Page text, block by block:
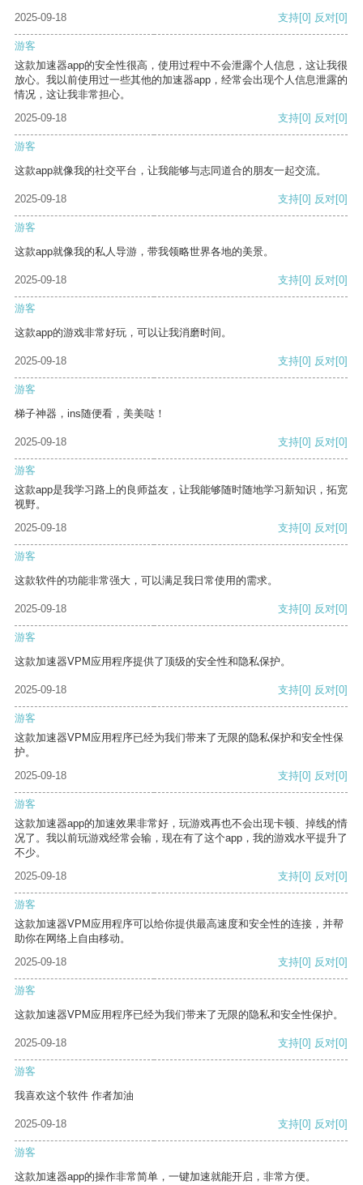
2025-09-18 支持[0] 反对[0]
游客
这款加速器app的安全性很高，使用过程中不会泄露个人信息，这让我很
放心。我以前使用过一些其他的加速器app，经常会出现个人信息泄露的
情况，这让我非常担心。
2025-09-18
支持[0] 反对[0]
游客
这款app就像我的社交平台，让我能够与志同道合的朋友一起交流。
2025-09-18 支持[0] 反对[0]
游客
这款app就像我的私人导游，带我领略世界各地的美景。
2025-09-18 支持[0] 反对[0]
游客
这款app的游戏非常好玩，可以让我消磨时间。
2025-09-18 支持[0] 反对[0]
游客
梯子神器，ins随便看，美美哒！
2025-09-18 支持[0] 反对[0]
游客
这款app是我学习路上的良师益友，让我能够随时随地学习新知识，拓宽
视野。
2025-09-18
支持[0] 反对[0]
游客
这款软件的功能非常强大，可以满足我日常使用的需求。
2025-09-18 支持[0] 反对[0]
游客
这款加速器VPM应用程序提供了顶级的安全性和隐私保护。
2025-09-18 支持[0] 反对[0]
游客
这款加速器VPM应用程序已经为我们带来了无限的隐私保护和安全性保
护。
2025-09-18
支持[0] 反对[0]
游客
这款加速器app的加速效果非常好，玩游戏再也不会出现卡顿、掉线的情
况了。我以前玩游戏经常会输，现在有了这个app，我的游戏水平提升了
不少。
2025-09-18
支持[0] 反对[0]
游客
这款加速器VPM应用程序可以给你提供最高速度和安全性的连接，并帮
助你在网络上自由移动。
2025-09-18
支持[0] 反对[0]
游客
这款加速器VPM应用程序已经为我们带来了无限的隐私和安全性保护。
2025-09-18 支持[0] 反对[0]
游客
我喜欢这个软件 作者加油
2025-09-18 支持[0] 反对[0]
游客
这款加速器app的操作非常简单，一键加速就能开启，非常方便。